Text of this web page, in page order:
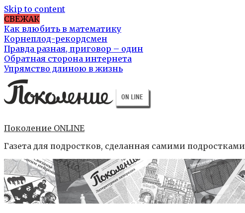
Skip to content
СВЕЖАК
Как влюбить в математику
Корнеплод-рекордсмен
Правда разная, приговор – один
Обратная сторона интернета
Упрямство длиною в жизнь
Поколение ONLINE
Газета для подростков, сделанная самими подростками